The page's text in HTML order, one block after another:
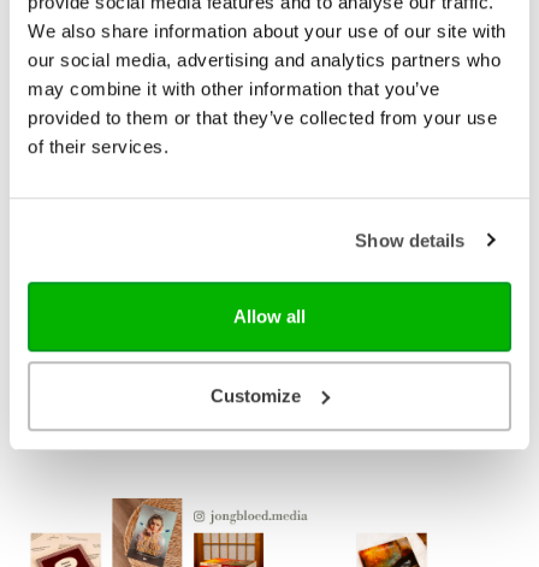
We also share information about your use of our site with
our social media, advertising and analytics partners who
may combine it with other information that you’ve
provided to them or that they’ve collected from your use
of their services.
Show details
Allow all
Customize
Verschijningsdatum
2022-11-22
NUR-code
210
Auteur
Marit ter Maten-
Goessens
Nederlands
Aantal pagina's
56
Bezorging binnen 1–2 werkdagen
Gratis verzending vanaf € 20,-
Gratis retourneren